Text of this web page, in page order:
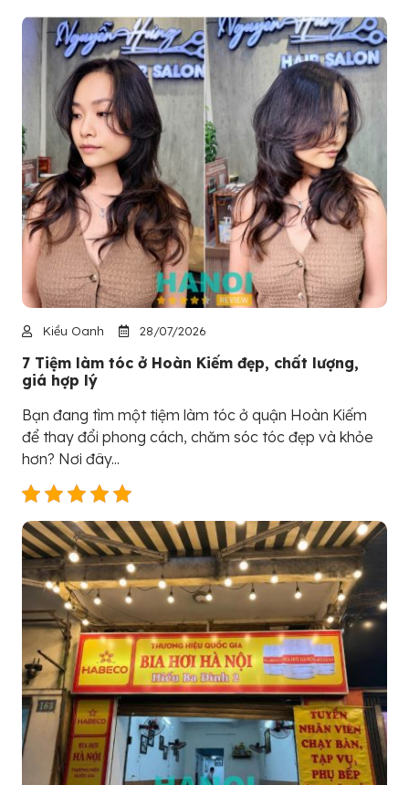
Kiều Oanh 28/07/2026
7 Tiệm làm tóc ở Hoàn Kiếm đẹp, chất lượng,
giá hợp lý
Bạn đang tìm một tiệm làm tóc ở quận Hoàn Kiếm
để thay đổi phong cách, chăm sóc tóc đẹp và khỏe
hơn? Nơi đây...